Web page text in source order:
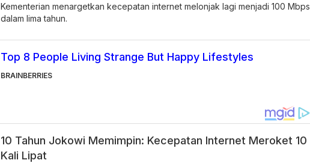
Kementerian menargetkan kecepatan internet melonjak lagi menjadi 100 Mbps
dalam lima tahun.
Top 8 People Living Strange But Happy Lifestyles
BRAINBERRIES
10 Tahun Jokowi Memimpin: Kecepatan Internet Meroket 10
Kali Lipat